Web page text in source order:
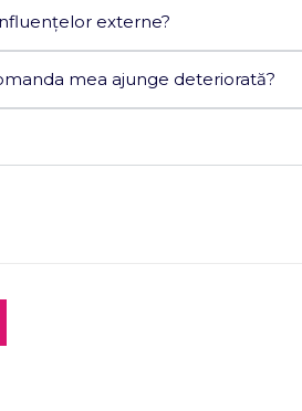
externe?
mea ajunge deteriorată?